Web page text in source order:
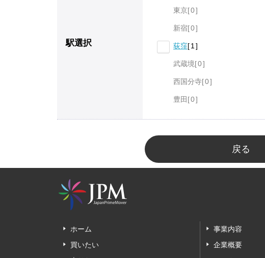
駅選択
東京 0
新宿 0
荻窪 1
武蔵境 0
西国分寺 0
豊田 0
戻る
ホーム
買いたい
事業内容
企業概要